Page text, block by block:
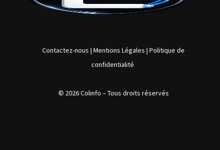
Contactez-nous |Mentions Légales |Politique de
confidentialité
© 2026 Colinfo – Tous droits réservés